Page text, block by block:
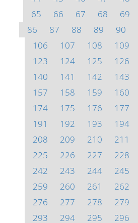
65
66 67 68 69
86
87 88 89 90
106
107 108 109
123
124 125 126
140
141 142 143
157
158 159 160
174
175 176 177
191
192 193 194
208
209 210 211
225
226 227 228
242
243 244 245
259
260 261 262
276
277 278 279
293
294 295 296